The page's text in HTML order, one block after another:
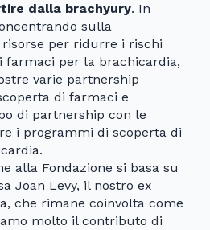
dalla brachyury. In
sulla
per ridurre i rischi
farmaci per la brachicardia,
varie partnership
di farmaci e
di partnership con le
i programmi di scoperta di
alla Fondazione si basa su
Joan Levy, il nostro ex
che rimane coinvolta come
molto il contributo di